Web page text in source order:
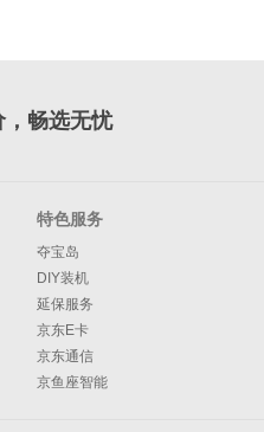
，畅选无忧
特色服务
夺宝岛
DIY装机
延保服务
京东E卡
京东通信
京鱼座智能